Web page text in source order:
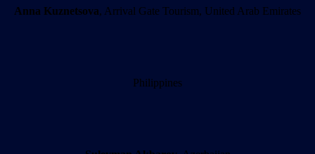
Anna Kuznetsova, Arrival Gate Tourism, United Arab Emirates
Philippines